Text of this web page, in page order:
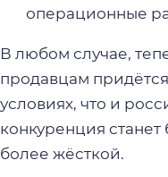
операционные
В любом случае,
продавцам
условиях, что и
конкуренция станет
более жёсткой.